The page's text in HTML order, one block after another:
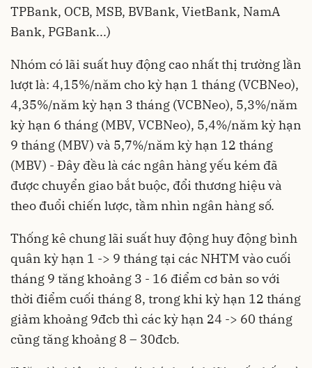
TPBank, OCB, MSB, BVBank, VietBank, NamA
Bank, PGBank...)
Nhóm có lãi suất huy động cao nhất thị trường lần
lượt là: 4,15%/năm cho kỳ hạn 1 tháng (VCBNeo),
4,35%/năm kỳ hạn 3 tháng (VCBNeo), 5,3%/năm
kỳ hạn 6 tháng (MBV, VCBNeo), 5,4%/năm kỳ hạn
9 tháng (MBV) và 5,7%/năm kỳ hạn 12 tháng
(MBV) - Đây đều là các ngân hàng yếu kém đã
được chuyển giao bắt buộc, đổi thương hiệu và
theo đuổi chiến lược, tầm nhìn ngân hàng số.
Thống kê chung lãi suất huy động huy động bình
quân kỳ hạn 1 -> 9 tháng tại các NHTM vào cuối
tháng 9 tăng khoảng 3 - 16 điểm cơ bản so với
thời điểm cuối tháng 8, trong khi kỳ hạn 12 tháng
giảm khoảng 9đcb thì các kỳ hạn 24 -> 60 tháng
cũng tăng khoảng 8 – 30đcb.